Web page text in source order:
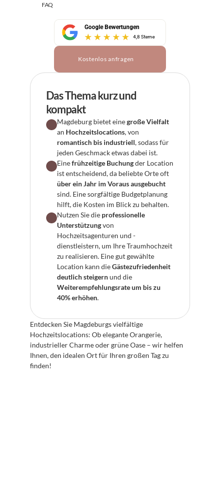
FAQ
Google Bewertungen
4,8 Sterne
Kostenlos anfragen
Das Thema kurz und
kompakt
Magdeburg bietet eine große Vielfalt
an Hochzeitslocations
romantisch bis industriell, sodass für
jeden Geschmack etwas dabei ist.
Eine frühzeitige Buchung der Location
über ein Jahr im Voraus ausgebucht
sind. Eine sorgfältige Budgetplanung
hilft, die Kosten im Blick zu behalten.
Nutzen Sie die professionelle
Unterstützung von
Hochzeitsagenturen und -
dienstleistern, um Ihre Traumhochzeit
zu realisieren. Eine gut gewählte
Location kann die Gästezufriedenheit
deutlich steigern
Weiterempfehlungsrate um bis zu
40% erhöhen.
Entdecken Sie Magdeburgs vielfältige
Hochzeitslocations: Ob elegante Orangerie,
industrieller Charme oder grüne Oase – wir helfen
Ihnen, den idealen Ort für Ihren großen Tag zu
finden!